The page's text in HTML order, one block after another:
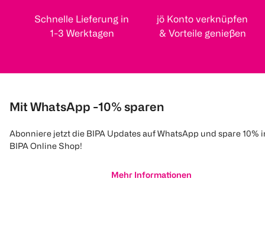
Schnelle Lieferung in
1-3 Werktagen
jö Konto verknüpfen
& Vorteile genießen
Mit WhatsApp -10% sparen
Abonniere jetzt die BIPA Updates auf WhatsApp und spare 10%
BIPA Online Shop!
Mehr Informationen